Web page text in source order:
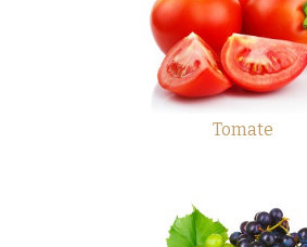
Tomate